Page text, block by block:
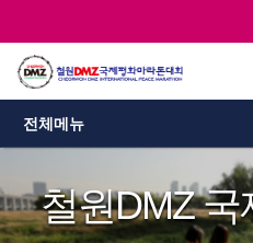
전체메뉴
철원DMZ